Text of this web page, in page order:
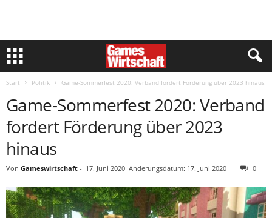
Start Politik Game-Sommerfest 2020: Verband fordert Förderung über 2023 hinaus
Game-Sommerfest 2020: Verband
fordert Förderung über 2023
hinaus
Von Gameswirtschaft - 17. Juni 2020 Änderungsdatum: 17. Juni 2020 0